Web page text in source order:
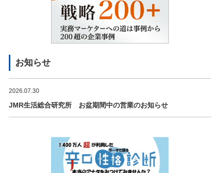
お知らせ
2026.07.30
JMR生活総合研究所 お盆期間中の営業のお知らせ